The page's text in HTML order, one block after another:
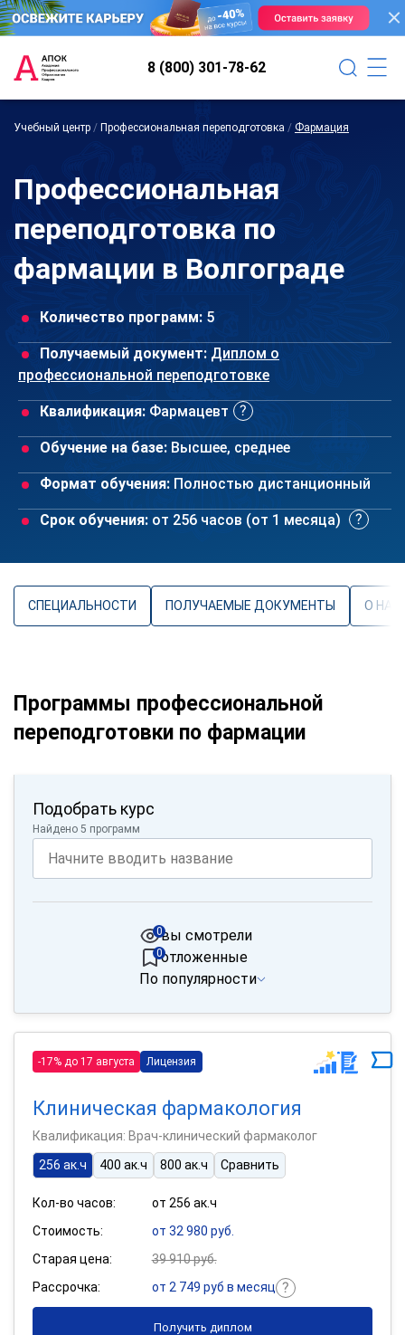
8 (800) 301-78-62
Учебный центр / Профессиональная переподготовка / Фармация
Профессиональная
переподготовка по
фармации в Волгограде
Количество программ: 5
Получаемый документ: Диплом о
профессиональной переподготовке
Квалификация: Фармацевт
Обучение на базе: Высшее, среднее
Формат обучения: Полностью дистанционный
Срок обучения: от 256 часов (от 1 месяца)
СПЕЦИАЛЬНОСТИ ПОЛУЧАЕМЫЕ ДОКУМЕНТЫ О
Программы профессиональной
переподготовки по фармации
Подобрать курс
Найдено 5 программ
вы смотрели
0
отложенные
0
По популярности
-17% до 17 августа Лицензия
Клиническая фармакология
Квалификация: Врач-клинический фармаколог
256 ак.ч
400 ак.ч 800 ак.ч Сравнить
Кол-во часов:
от 256 ак.ч
Стоимость:
от 32 980 руб.
Старая цена:
39 910 руб.
Рассрочка:
от 2 749 руб в месяц
Получить диплом